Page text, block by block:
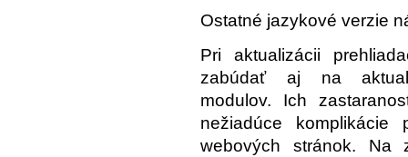
Ostatné jazykové verzie
Pri aktualizácii
zabúdať aj na
modulov. Ich
nežiadúce komplikácie
webových stránok. Na